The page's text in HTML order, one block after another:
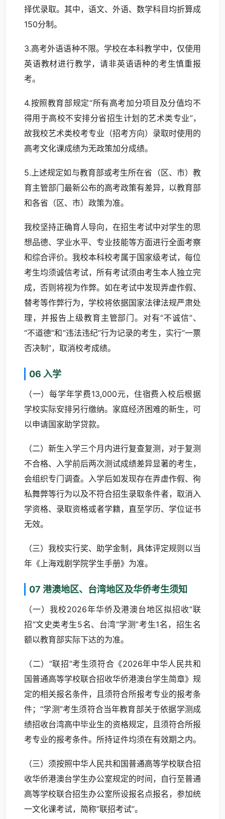
择优录取。其中，语文、外语、数学科目均折算成
150分制。
3.高考外语语种不限。学校在本科教学中，仅使用
英语教材进行教学，请非英语语种的考生慎重报
考。
4.按照教育部规定“所有高考加分项目及分值均不
得用于高校不安排分省招生计划的艺术类专业”，
故我校艺术类校考专业（招考方向）录取时使用的
高考文化课成绩为无政策加分成绩。
5.上述规定如与教育部或考生所在省（区、市）教
育主管部门最新公布的高考政策有差异，以教育部
和各省（区、市）政策为准。
我校坚持正确育人导向，在招生考试中对学生的思
想品德、学业水平、专业技能等方面进行全面考察
和综合评价。我校本科校考属于国家级考试，每位
考生均须诚信考试，所有考试须由考生本人独立完
成，否则将视为作弊。如在考试中发现弄虚作假、
替考等作弊行为，学校将依据国家法律法规严肃处
理，并报告上级教育主管部门。对有“不诚信”、
“不道德”和“违法违纪”行为记录的考生，实行“一票
否决制”，取消校考成绩。
06 入学
（一）每学年学费13,000元，住宿费入校后根据
学校实际安排另行缴纳。家庭经济困难的新生，可
以申请国家助学贷款。
（二）新生入学三个月内进行复查复测，对于复测
不合格、入学前后两次测试成绩差异显著的考生，
会组织专门调查。入学后如发现存在弄虚作假、徇
私舞弊等行为以及不符合招生录取条件者，取消入
学资格、录取资格或者学籍，直至学历、学位证书
无效。
（三）我校实行奖、助学金制，具体评定规则以当
年《上海戏剧学院学生手册》为准。
07 港澳地区、台湾地区及华侨考生须知
（一）我校2026年华侨及港澳台地区拟招收“联
招”文史类考生5名、台湾“学测”考生1名，招生名
额以教育部实际下达的为准。
（二）“联招”考生须符合《2026年中华人民共和
国普通高等学校联合招收华侨港澳台学生简章》规
定的相关报名条件，且须符合所报考专业的报考条
件；“学测”考生须符合当年教育部关于依据学测成
绩招收台湾高中毕业生的资格规定，且须符合所报
考专业的报考条件。所持证件均须在有效期之内。
（三）须按照中华人民共和国普通高等学校联合招
收华侨港澳台学生办公室规定的时间，自行至普通
高等学校联合招生办公室所设报名点报名，参加统
一文化课考试，简称“联招考试”。